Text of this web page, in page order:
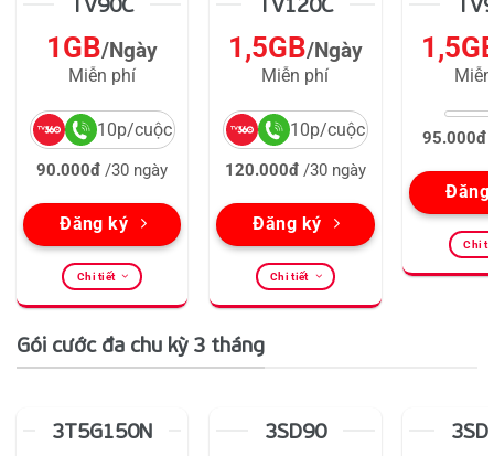
1GB/Ngày
Miễn phí
10p/cuộc
90.000đ /30 ngày
Đăng ký
Chi tiết
1,5GB/Ngày
Miễn phí
10p/cuộc
120.000đ/30 ngày
Đăng ký
Chi tiết
95.000đ
Đăng
Chi
Gói cước đa chu kỳ 3 tháng
3T5G150N 3SD90